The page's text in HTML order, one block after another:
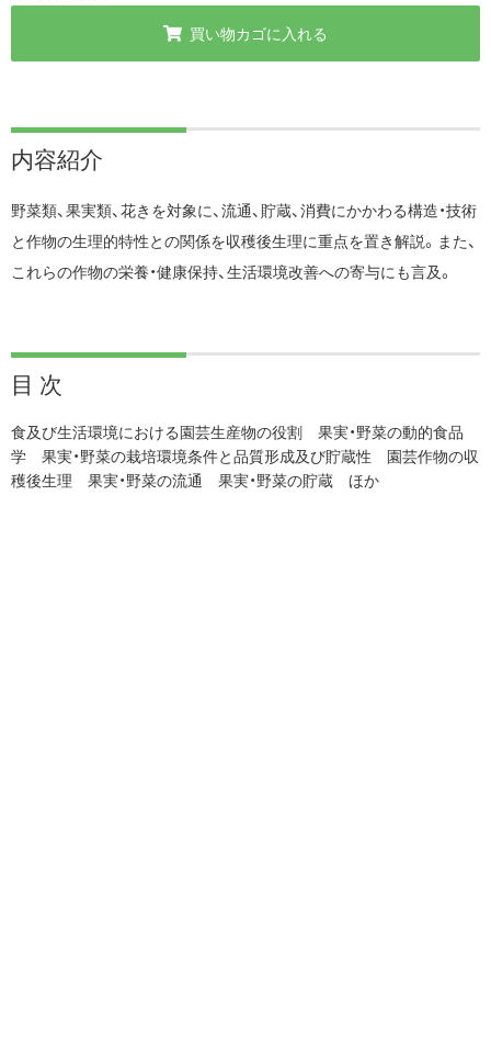
買い物カゴに入れる
内容紹介
野菜類、果実類、花きを対象に、流通、貯蔵、消費にかかわる構造・技術
と作物の生理的特性との関係を収穫後生理に重点を置き解説。また、
これらの作物の栄養・健康保持、生活環境改善への寄与にも言及。
目 次
食及び生活環境における園芸生産物の役割 果実・野菜の動的食品
学 果実・野菜の栽培環境条件と品質形成及び貯蔵性 園芸作物の収
穫後生理 果実・野菜の流通 果実・野菜の貯蔵 ほか